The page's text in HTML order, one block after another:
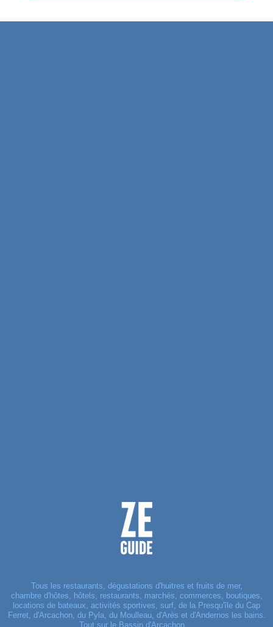
Tous les restaurants, dégustations d'huitres et fruits de mer,
chambre d'hôtes, hôtels, restaurants, marchés, commerces, boutiques,
locations de bateaux, activités sportives, surf, de la Presqu'île du Cap
Ferret, d'Arcachon, du Pyla, du Moulleau, d'Arès et d'Andernos les bains.
Tout sur le Bassin d'Arcachon ...